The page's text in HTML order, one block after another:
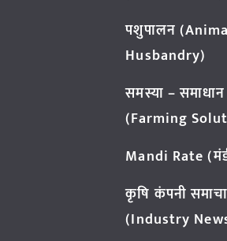
पशुपालन
Husbandry)
समस्या – समाधान
(Farming
Mandi Rate
कृषि कंपनी
(Industry